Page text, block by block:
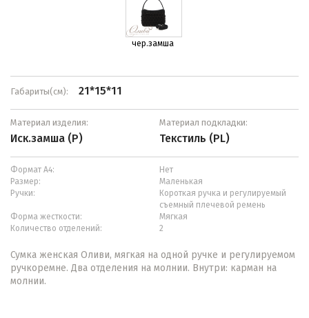
чер.замша
Габариты(см): 21*15*11
Материал изделия:
Иск.замша (P)
Материал подкладки:
Текстиль (PL)
Формат А4:
Нет
Размер:
Маленькая
Ручки:
Короткая ручка и регулируемый
съемный плечевой ремень
Форма жесткости:
Мягкая
Количество отделений:
2
Сумка женская Оливи, мягкая на одной ручке и регулируемом
ручкоремне. Два отделения на молнии. Внутри: карман на
молнии.